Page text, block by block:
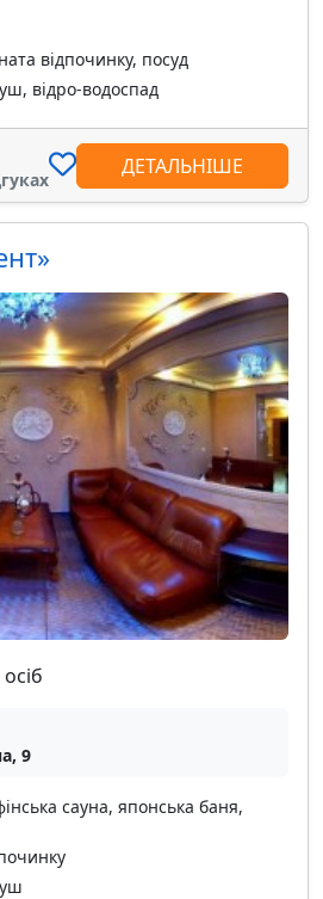
відпочинку, посуд
відро-водоспад
ДЕТАЛЬНІШЕ
осіб
9
сауна, японська баня,